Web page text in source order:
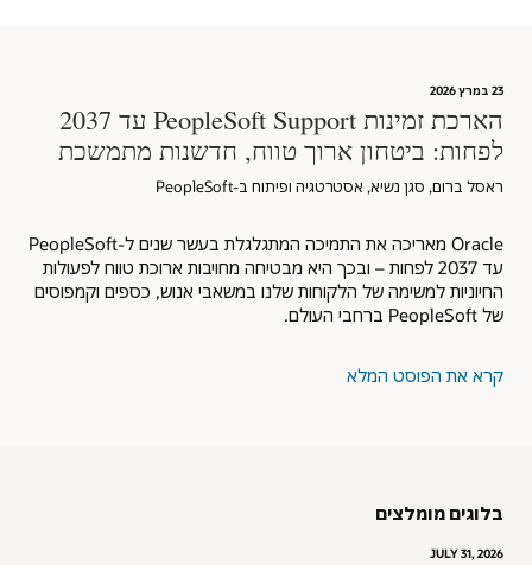
23 במרץ 2026
הארכת זמינות PeopleSoft Support עד 2037
לפחות: ביטחון ארוך טווח, חדשנות מתמשכת
ראסל ברום, סגן נשיא, אסטרטגיה ופיתוח ב-PeopleSoft
Oracle מאריכה את התמיכה המתגלגלת בעשר שנים ל-PeopleSoft
עד 2037 לפחות – ובכך היא מבטיחה מחויבות ארוכת טווח לפעולות
החיוניות למשימה של הלקוחות שלנו במשאבי אנוש, כספים וקמפוסים
של PeopleSoft ברחבי העולם.
קרא את הפוסט המלא
בלוגים מומלצים
JULY 31, 2026